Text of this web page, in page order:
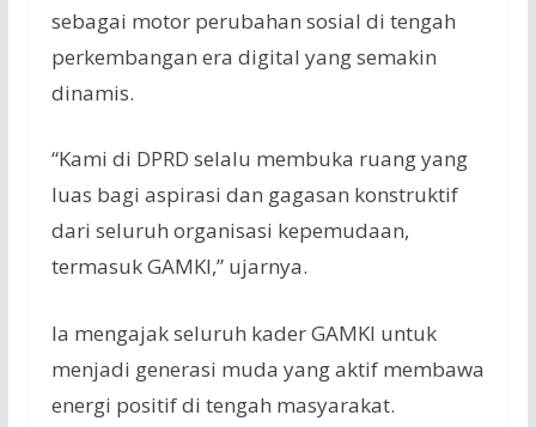
sebagai motor perubahan sosial di tengah
perkembangan era digital yang semakin
dinamis.
“Kami di DPRD selalu membuka ruang yang
luas bagi aspirasi dan gagasan konstruktif
dari seluruh organisasi kepemudaan,
termasuk GAMKI,” ujarnya.
Ia mengajak seluruh kader GAMKI untuk
menjadi generasi muda yang aktif membawa
energi positif di tengah masyarakat.